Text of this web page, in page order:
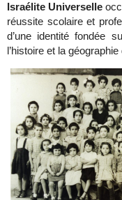
Israélite Universelle
réussite scolaire et
d’une identité fondée
l’histoire et la